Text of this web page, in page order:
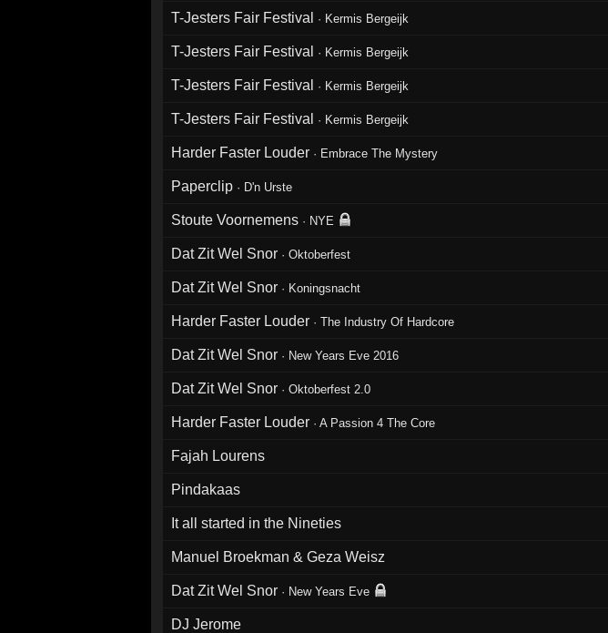
T-Jesters Fair Festival · Kermis Bergeijk
T-Jesters Fair Festival · Kermis Bergeijk
T-Jesters Fair Festival · Kermis Bergeijk
T-Jesters Fair Festival · Kermis Bergeijk
Harder Faster Louder · Embrace The Mystery
Paperclip · D'n Urste
Stoute Voornemens · NYE
Dat Zit Wel Snor ·Oktoberfest
Dat Zit Wel Snor · Koningsnacht
Harder Faster Louder ·The Industry Of Hardcore
Dat Zit Wel Snor · New Years Eve 2016
Dat Zit Wel Snor ·Oktoberfest 2.0
Harder Faster Louder ·A Passion 4 The Core
Fajah Lourens
Pindakaas
It all started in the Nineties
Manuel Broekman & Geza Weisz
Dat Zit Wel Snor · New Years Eve
DJ Jerome